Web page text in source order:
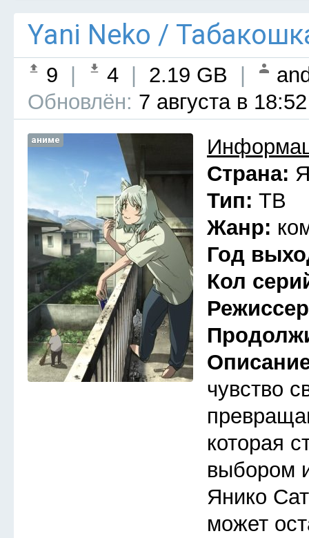
Yani Neko /
9 4 2.19 GB
Обновлён: 7 августа в 18:52
аниме
Страна:
Тип: ТВ
Жанр:
Год
Кол
чувство
которая
выбором
Янико
может